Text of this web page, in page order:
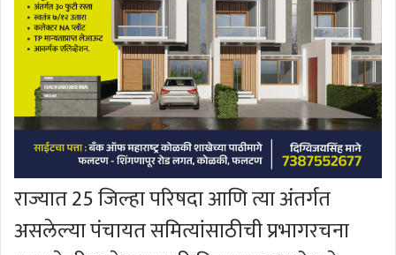
राज्यात 25 जिल्हा परिषदा आणि त्या अंतर्गत
असलेल्या पंचायत समित्यांसाठीची प्रभागरचना